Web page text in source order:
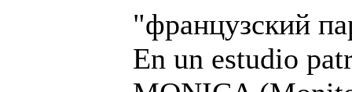
"французский
En un estudio